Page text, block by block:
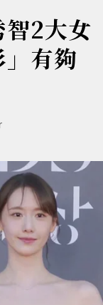
2大女
有夠